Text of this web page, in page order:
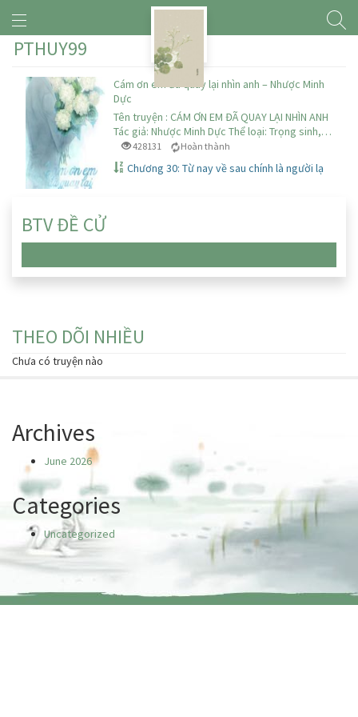
PTHUY99
Cám ơn em đã quay lại nhìn anh – Nhược Minh
Dực
Tên truyện : CÁM ƠN EM ĐÃ QUAY LẠI NHÌN ANH
Tác giả: Nhược Minh Dực Thể loại: Trọng sinh,…
428131 Hoàn thành
Chương 30: Từ nay về sau chính là người lạ
BTV ĐỀ CỬ
THEO DÕI NHIỀU
Chưa có truyện nào
Archives
June 2026
Categories
Uncategorized